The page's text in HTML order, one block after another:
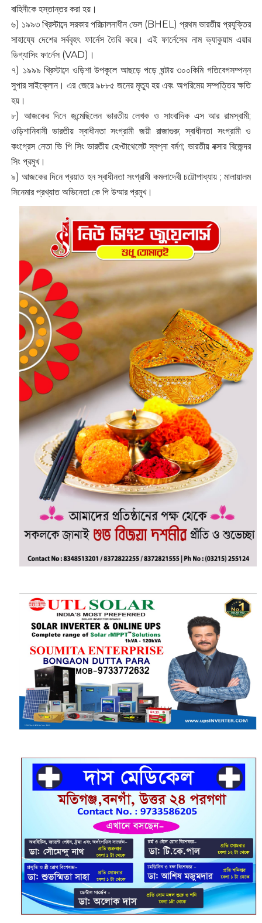
বাহিনীকে হস্তান্তর করা হয়।
৬) ১৯৯৩ খ্রিস্টাব্দে সরকার পরিচালনাধীন ভেল (BHEL) প্রথম ভারতীয় প্রযুক্তির
সাহায্যে দেশের সর্ববৃহৎ ফার্নেস তৈরি করে। এই ফার্নেসের নাম ভ্যাকুয়াম এয়ার
ডিগ্যাসিং ফার্নেস (VAD)।
৭) ১৯৯৯ খ্রিস্টাব্দে ওড়িশা উপকূলে আছড়ে পড়ে ঘন্টায় ৩০০কিমি গতিবেগসম্পন্ন
সুপার সাইক্লোন। এর জেরে ৯৮৮৫ জনের মৃত্যু হয় এবং অপরিমেয় সম্পত্তির ক্ষতি
হয়।
৮) আজকের দিনে জন্মেছিলেন ভারতীয় লেখক ও সাংবাদিক এস আর রামস্বামী;
ওড়িশানিবাসী ভারতীয় স্বাধীনতা সংগ্রামী জয়ী রাজাগুরু; স্বাধীনতা সংগ্রামী ও
কংগ্রেস নেতা ভি পি সিং ভারতীয় হেপ্টাথেলেট স্বপ্না বর্মণ; ভারতীয় বক্সার বিজেন্দর
সিং প্রমুখ।
৯) আজকের দিনে প্রয়াত হন স্বাধীনতা সংগ্রামী কমলাদেবী চট্টোপাধ্যায় ; মালায়ালম
সিনেমার প্রখ্যাত অভিনেতা কে পি উম্মার প্রমুখ।